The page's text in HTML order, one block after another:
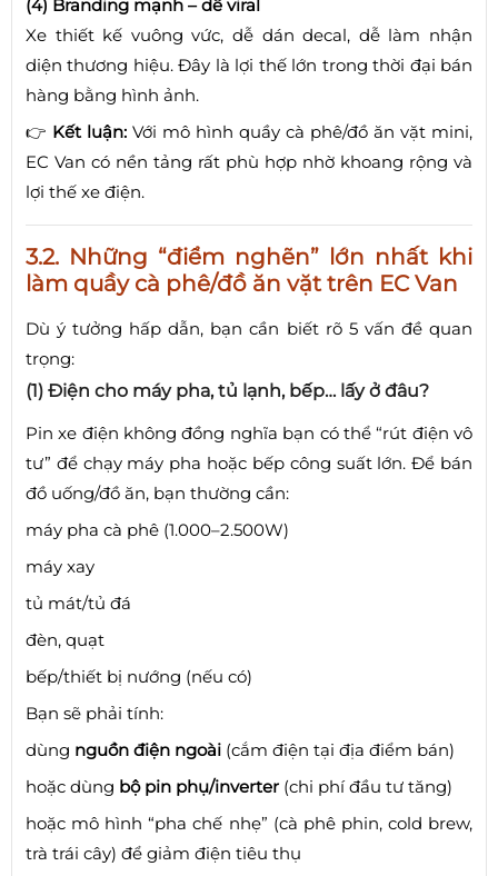
(4) Branding mạnh – dễ viral
Xe thiết kế vuông vức, dễ dán decal, dễ làm nhận
diện thương hiệu. Đây là lợi thế lớn trong thời đại bán
hàng bằng hình ảnh.
👉 Kết luận: Với mô hình quầy cà phê/đồ ăn vặt mini,
EC Van có nền tảng rất phù hợp nhờ khoang rộng và
lợi thế xe điện.
3.2. Những “điểm nghẽn” lớn nhất khi
làm quầy cà phê/đồ ăn vặt trên EC Van
Dù ý tưởng hấp dẫn, bạn cần biết rõ 5 vấn đề quan
trọng:
(1) Điện cho máy pha, tủ lạnh, bếp… lấy ở đâu?
Pin xe điện không đồng nghĩa bạn có thể “rút điện vô
tư” để chạy máy pha hoặc bếp công suất lớn. Để bán
đồ uống/đồ ăn, bạn thường cần:
máy pha cà phê (1.000–2.500W)
máy xay
tủ mát/tủ đá
đèn, quạt
bếp/thiết bị nướng (nếu có)
Bạn sẽ phải tính:
dùng nguồn điện ngoài (cắm điện tại địa điểm bán)
hoặc dùng bộ pin phụ/inverter (chi phí đầu tư tăng)
hoặc mô hình “pha chế nhẹ” (cà phê phin, cold brew,
trà trái cây) để giảm điện tiêu thụ